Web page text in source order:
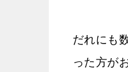
だれにも
った方が